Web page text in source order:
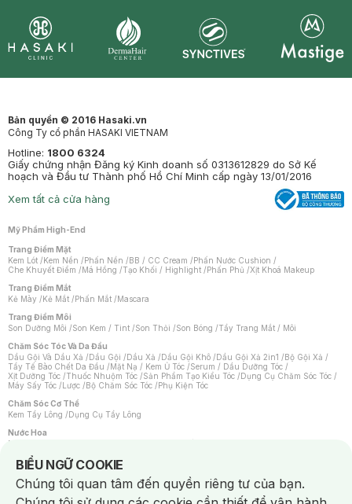
Bản quyền © 2016 Hasaki.vn
Công Ty cổ phần HASAKI VIETNAM
Hotline: 1800 6324
Giấy chứng nhận Đăng ký Kinh doanh số 0313612829 do Sở Kế
hoạch và Đầu tư Thành phố Hồ Chí Minh cấp ngày 13/01/2016
Xem tất cả cửa hàng
Mỹ Phẩm High-End
Trang Điểm Mặt
Kem Lót /Kem Nền /Phấn Nền /BB / CC Cream /Phấn Nước Cushion /
Che Khuyết Điểm /Má Hồng /Tạo Khối / Highlight /Phấn Phủ /Xịt Khoá Makeup
Trang Điểm Mắt
Kẻ Mày /Kẻ Mắt /Phấn Mắt /Mascara
Trang Điểm Môi
Son Dưỡng Môi /Son Kem / Tint /Son Thỏi /Son Bóng /Tẩy Trang Mắt / Môi
Chăm Sóc Tóc Và Da Đầu
Dầu Gội Và Dầu Xả /Dầu Gội /Dầu Xả /Dầu Gội Khô /Dầu Gội Xả 2in1 /Bộ Gội Xả /
Tẩy Tế Bào Chết Da Đầu /Mặt Nạ / Kem Ủ Tóc /Serum / Dầu Dưỡng Tóc /
Xịt Dưỡng Tóc /Thuốc Nhuộm Tóc /Sản Phẩm Tạo Kiểu Tóc /Dụng Cụ Chăm Sóc Tóc /
Máy Sấy Tóc /Lược /Bộ Chăm Sóc Tóc /Phụ Kiện Tóc
Chăm Sóc Cơ Thể
Kem Tẩy Lông /Dụng Cụ Tẩy Lông
Nước Hoa
Nước Hoa Nữ
Chăm Sóc Cá Nhân
Chống Muỗi /Khẩu Trang /Máy Massage/Mặt Nạ Xông Hơi /Nước Rửa Tay/
Sản Phẩm Chăm Sóc Khác /Bàn Chải Đánh Răng /Bàn Chải Điện/
Hỗ Trợ Trắng Răng/Kem Đánh Răng /Máy Tăm Nước/ Nước Súc Miệng/
BIỂU NGỮ COOKIE
Notice about cookies usage
Chúng tôi quan tâm đến quyền riêng tư của bạn.